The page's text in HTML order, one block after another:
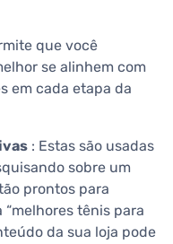
que você
se alinhem com
em cada etapa da
: Estas são usadas
sobre um
prontos para
tênis para
da sua loja pode